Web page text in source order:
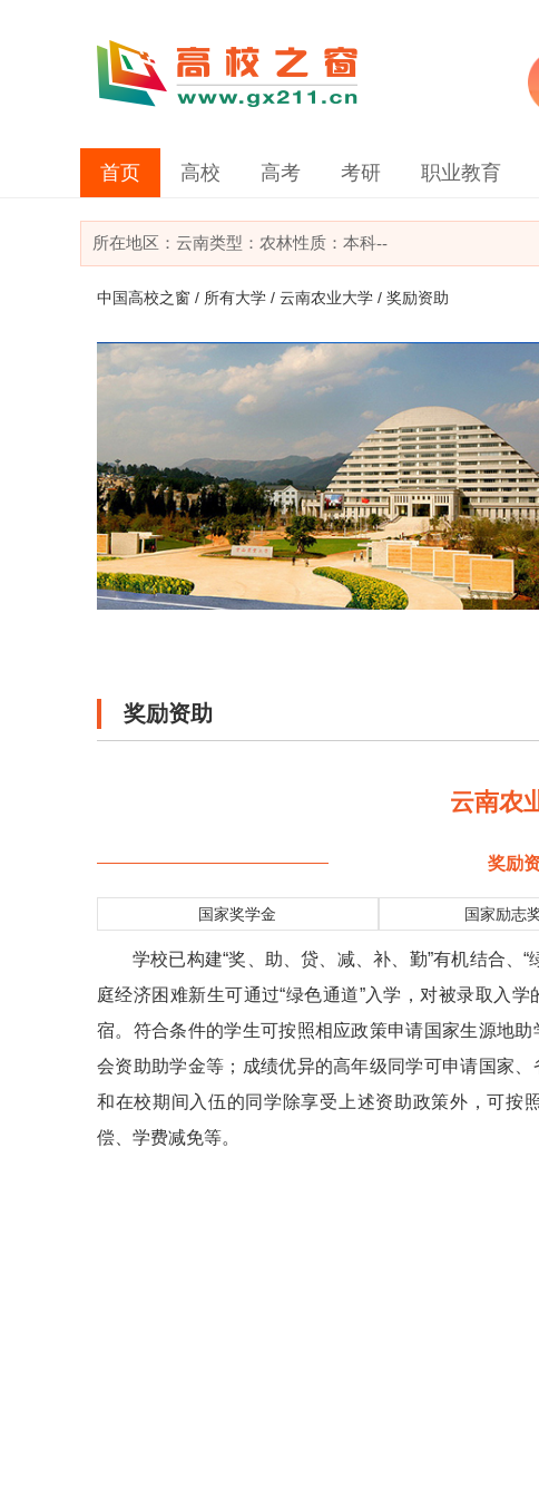
首页 高校 高考 考研 职业教育
所在地区： 云南类型： 农林性质：本科--
中国高校之窗 / 所有大学 / 云南农业大学 / 奖励资助
奖励资助
云南农
奖励
国家奖学金 国家励志
学校已构建“奖、助、贷、减、补、勤”有机结合、
庭经济困难新生可通过“绿色通道”入学，对被录取入
宿。符合条件的学生可按照相应政策申请国家生源地
会资助助学金等；成绩优异的高年级同学可申请国家
和在校期间入伍的同学除享受上述资助政策外，可按
偿、学费减免等。